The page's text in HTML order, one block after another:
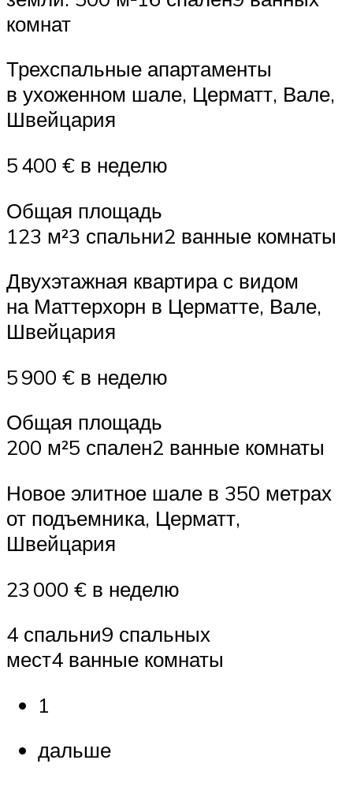
комнат
Трехспальные апартаменты
в ухоженном шале, Церматт, Вале,
Швейцария
5 400 € в неделю
Общая площадь
123 м²3 спальни2 ванные комнаты
Двухэтажная квартира с видом
на Маттерхорн в Церматте, Вале,
Швейцария
5 900 € в неделю
Общая площадь
200 м²5 спален2 ванные комнаты
Новое элитное шале в 350 метрах
от подъемника, Церматт,
Швейцария
23 000 € в неделю
4 спальни9 спальных
мест4 ванные комнаты
1
дальше